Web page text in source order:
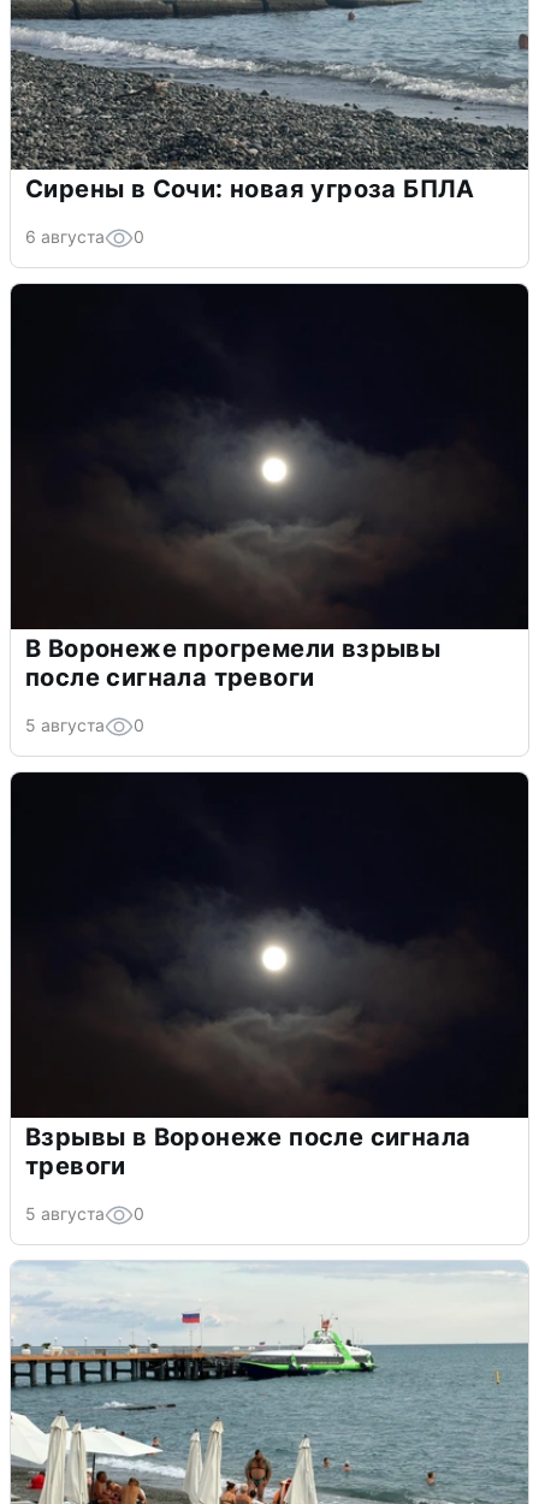
Сирены в Сочи: новая угроза БПЛА
6 августа 0
В Воронеже прогремели взрывы
после сигнала тревоги
5 августа 0
Взрывы в Воронеже после сигнала
тревоги
5 августа 0